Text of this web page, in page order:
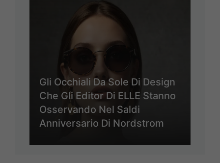
Gli Occhiali Da Sole Di Design
Che Gli Editor Di ELLE Stanno
Osservando Nel Saldi
Anniversario Di Nordstrom